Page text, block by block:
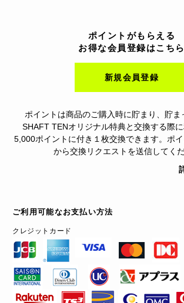
ポイントがもらえる
お得な会員登録はこちら
新規会員登録
ポイントは商品のご購入時に貯まり、貯ま
SHAFT TENオリジナル特典と交換する際に
5,000ポイントに付き１枚交換できます。ポ
から交換リクエストを送信してくだ
ご利用可能なお支払い方法
クレジットカード